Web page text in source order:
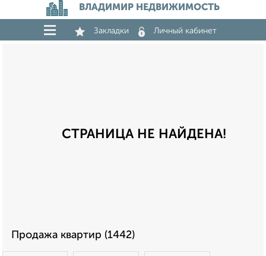
ВЛАДИМИР НЕДВИЖИМОСТЬ
Закладки Личный кабинет
СТРАНИЦА НЕ НАЙДЕНА!
Продажа квартир (1442)